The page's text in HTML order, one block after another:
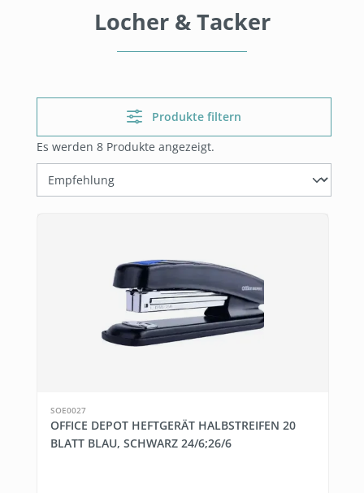
Locher & Tacker
Produkte filtern
Es werden 8 Produkte angezeigt.
SOE0027
OFFICE DEPOT HEFTGERÄT HALBSTREIFEN 20
BLATT BLAU, SCHWARZ 24/6;26/6